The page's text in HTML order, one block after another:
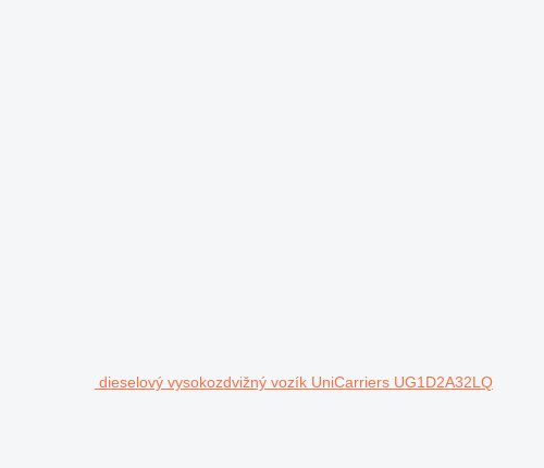
dieselový vysokozdvižný vozík UniCarriers UG1D2A32LQ